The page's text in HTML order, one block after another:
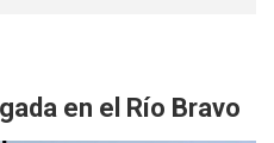
en el Río Bravo